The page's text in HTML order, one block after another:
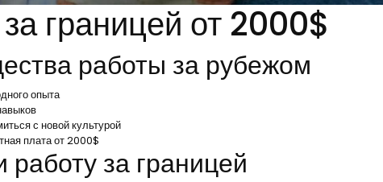
границей от 2000$
работы за рубежом
опыта
с новой культурой
плата от 2000$
работу за границей